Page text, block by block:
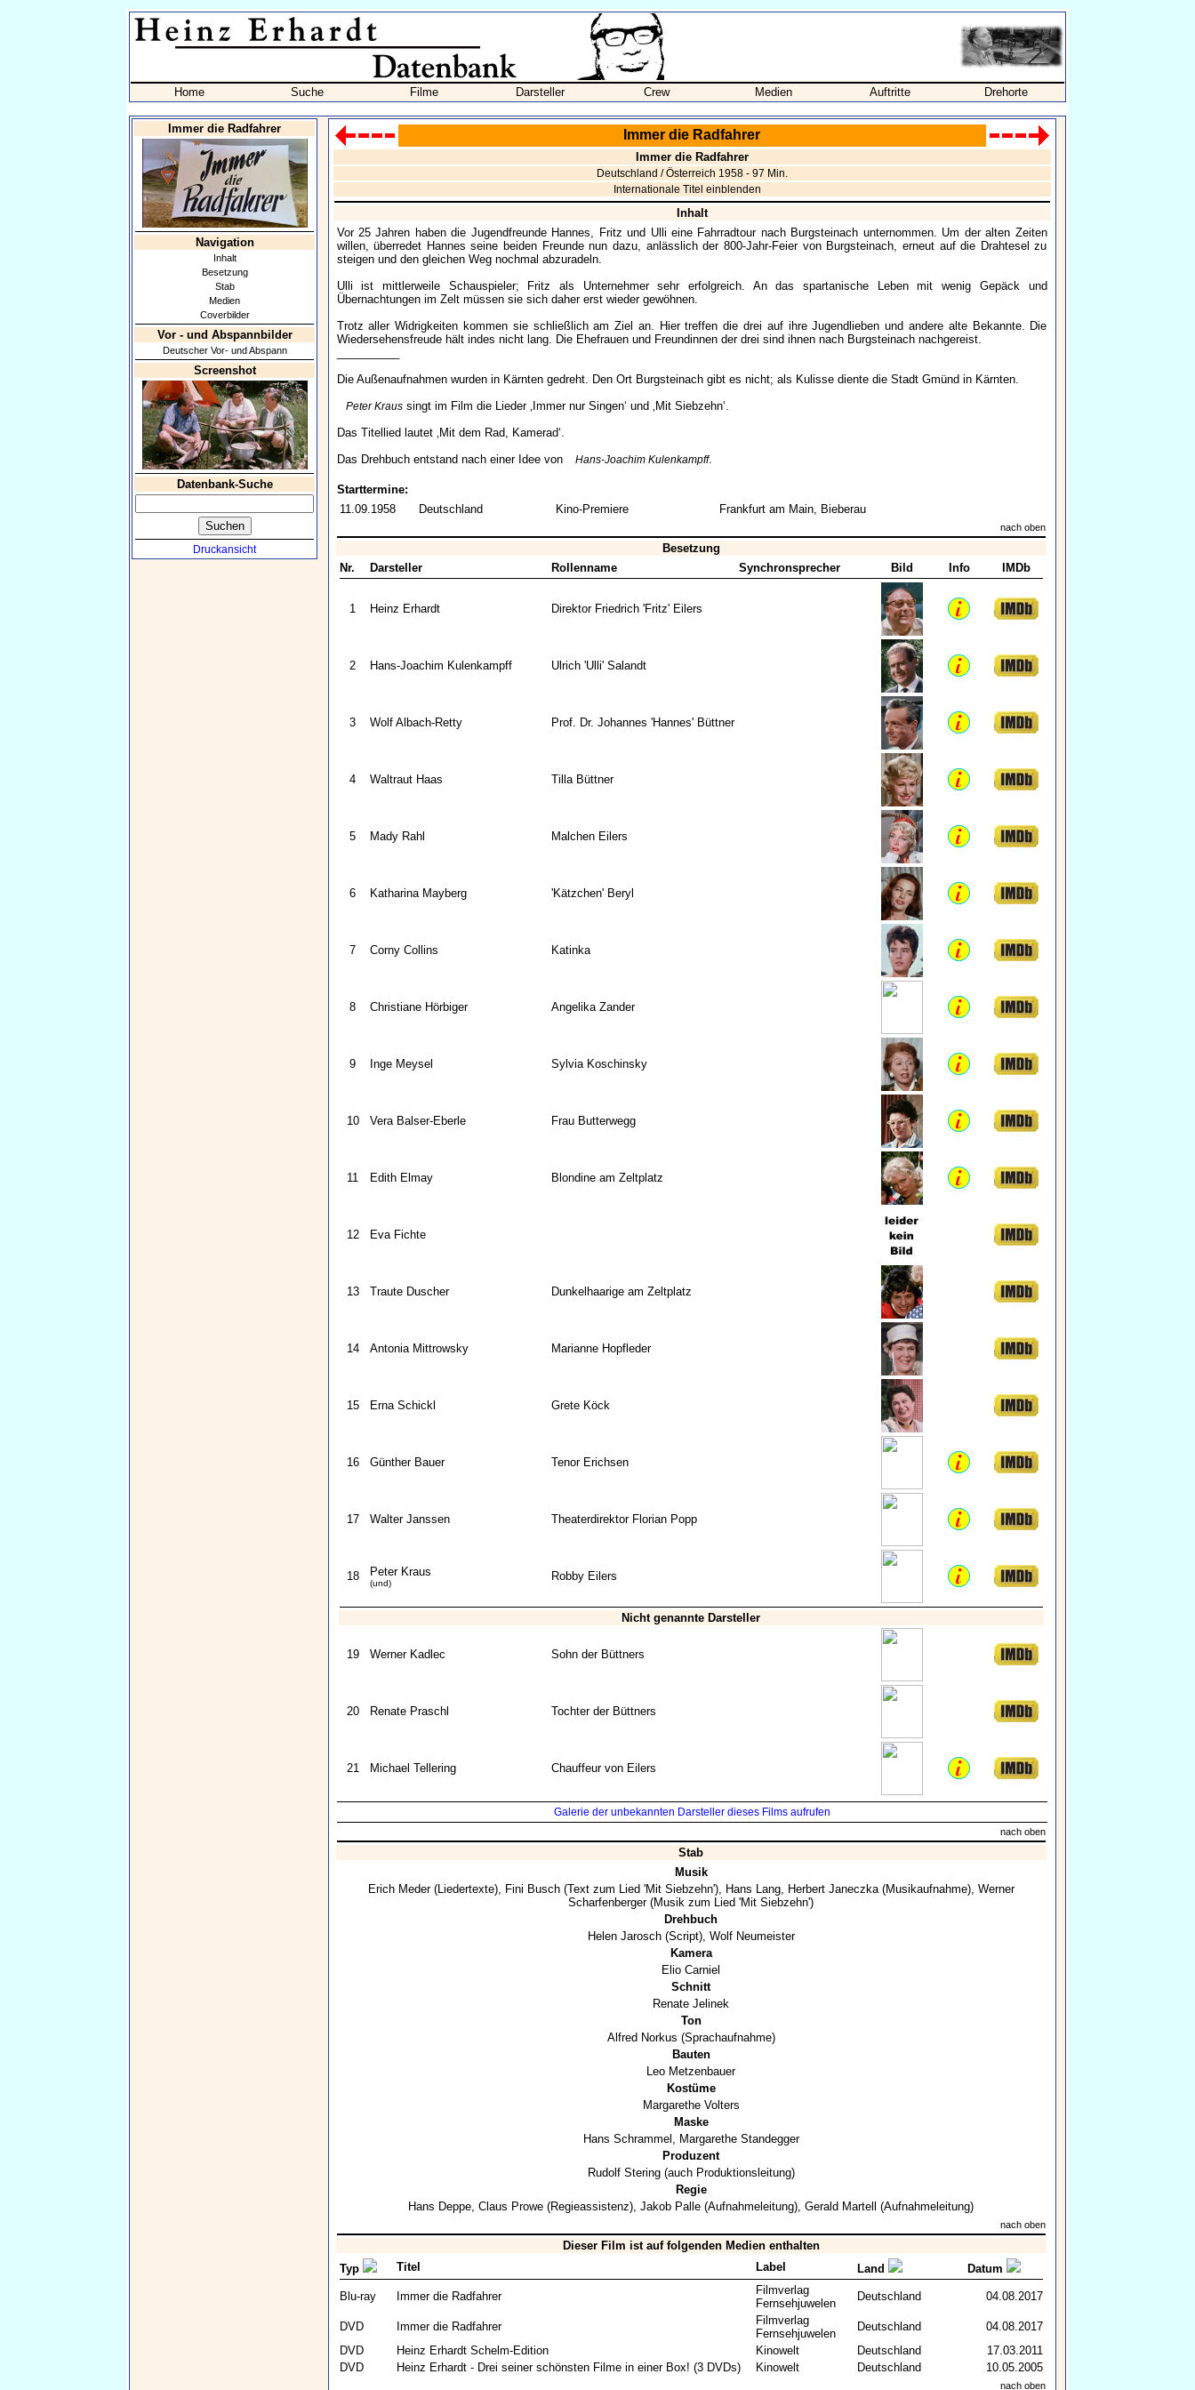
Home Suche Filme Darsteller Crew Medien Auftritte Drehorte
Immer die Radfahrer
Navigation
Inhalt
Besetzung
Stab
Medien
Coverbilder
Vor - und Abspannbilder
Deutscher Vor- und Abspann
Screenshot
Datenbank-Suche
Druckansicht
Immer die Radfahrer
Immer die Radfahrer
Deutschland / Österreich 1958 - 97 Min.
Internationale Titel einblenden
Inhalt
Vor 25 Jahren haben die Jugendfreunde Hannes, Fritz und Ulli eine Fahrradtour nach Burgsteinach unternommen. Um der alten Zeiten
willen, überredet Hannes seine beiden Freunde nun dazu, anlässlich der 800-Jahr-Feier von Burgsteinach, erneut auf die Drahtesel zu
steigen und den gleichen Weg nochmal abzuradeln.
Ulli ist mittlerweile Schauspieler; Fritz als Unternehmer sehr erfolgreich. An das spartanische Leben mit wenig Gepäck und
Übernachtungen im Zelt müssen sie sich daher erst wieder gewöhnen.
Trotz aller Widrigkeiten kommen sie schließlich am Ziel an. Hier treffen die drei auf ihre Jugendlieben und andere alte Bekannte. Die
Wiedersehensfreude hält indes nicht lang. Die Ehefrauen und Freundinnen der drei sind ihnen nach Burgsteinach nachgereist.
Die Außenaufnahmen wurden in Kärnten gedreht. Den Ort Burgsteinach gibt es nicht; als Kulisse diente die Stadt Gmünd in Kärnten.
Peter Kraussingt im Film die Lieder ‚Immer nur Singen‘ und ‚Mit Siebzehn‘.
Das Titellied lautet ‚Mit dem Rad, Kamerad‘.
Das Drehbuch entstand nach einer Idee von
Hans-Joachim Kulenkampff.
Starttermine:
11.09.1958
Deutschland Kino-Premiere Frankfurt am Main, Bieberau
nach oben
Besetzung
Nr.
Darsteller Rollenname Synchronsprecher Bild Info IMDb
1 Heinz Erhardt Direktor Friedrich 'Fritz' Eilers
2 Hans-Joachim Kulenkampff Ulrich 'Ulli' Salandt
3 Wolf Albach-Retty Prof. Dr. Johannes 'Hannes' Büttner
4 Waltraut Haas Tilla Büttner
5 Mady Rahl Malchen Eilers
6 Katharina Mayberg 'Kätzchen' Beryl
7 Corny Collins Katinka
8 Christiane Hörbiger Angelika Zander
9 Inge Meysel Sylvia Koschinsky
10 Vera Balser-Eberle Frau Butterwegg
11 Edith Elmay Blondine am Zeltplatz
12 Eva Fichte
13 Traute Duscher Dunkelhaarige am Zeltplatz
14 Antonia Mittrowsky Marianne Hopfleder
15 Erna Schickl Grete Köck
16 Günther Bauer Tenor Erichsen
17 Walter Janssen Theaterdirektor Florian Popp
18 Peter Kraus
(und)
Robby Eilers
Nicht genannte Darsteller
19 Werner Kadlec Sohn der Büttners
20 Renate Praschl Tochter der Büttners
21 Michael Tellering Chauffeur von Eilers
Galerie der unbekannten Darsteller dieses Films aufrufen
nach oben
Stab
Musik
Erich Meder(Liedertexte), Fini Busch(Text zum Lied 'Mit Siebzehn'), Hans Lang, Herbert Janeczka(Musikaufnahme), Werner
Scharfenberger(Musik zum Lied 'Mit Siebzehn')
Drehbuch
Helen Jarosch(Script), Wolf Neumeister
Kamera
Elio Carniel
Schnitt
Renate Jelinek
Ton
Alfred Norkus (Sprachaufnahme)
Bauten
Leo Metzenbauer
Kostüme
Margarethe Volters
Maske
Hans Schrammel , Margarethe Standegger
Produzent
Rudolf Stering(auch Produktionsleitung)
Regie
Hans Deppe, Claus Prowe (Regieassistenz), Jakob Palle (Aufnahmeleitung), Gerald Martell (Aufnahmeleitung)
nach oben
Dieser Film ist auf folgenden Medien enthalten
Typ
Titel Label Land Datum
Blu-ray Immer die Radfahrer
Filmverlag
Fernsehjuwelen
Deutschland 04.08.2017
DVD Immer die Radfahrer
Filmverlag
Fernsehjuwelen
Deutschland
04.08.2017
DVD
Heinz Erhardt Schelm-Edition Kinowelt Deutschland
17.03.2011
DVD
Heinz Erhardt - Drei seiner schönsten Filme in einer Box! (3 DVDs) Kinowelt Deutschland 10.05.2005
nach oben